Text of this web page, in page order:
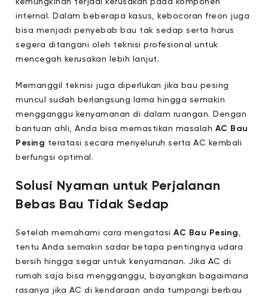
kemungkinan terjadi kerusakan pada komponen
internal. Dalam beberapa kasus, kebocoran freon juga
bisa menjadi penyebab bau tak sedap serta harus
segera ditangani oleh teknisi profesional untuk
mencegah kerusakan lebih lanjut.
Memanggil teknisi juga diperlukan jika bau pesing
muncul sudah berlangsung lama hingga semakin
mengganggu kenyamanan di dalam ruangan. Dengan
bantuan ahli, Anda bisa memastikan masalah AC Bau
Pesing teratasi secara menyeluruh serta AC kembali
berfungsi optimal.
Solusi Nyaman untuk Perjalanan
Bebas Bau Tidak Sedap
Setelah memahami cara mengatasi AC Bau Pesing ,
tentu Anda semakin sadar betapa pentingnya udara
bersih hingga segar untuk kenyamanan. Jika AC di
rumah saja bisa mengganggu, bayangkan bagaimana
rasanya jika AC di kendaraan anda tumpangi berbau